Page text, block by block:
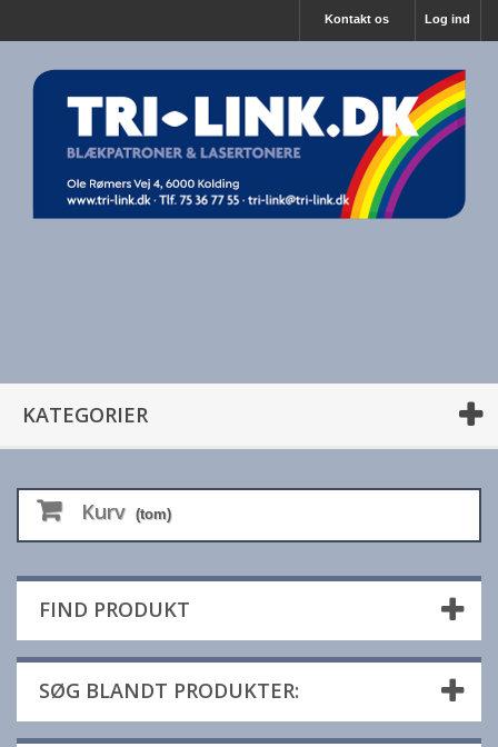
Log ind
Kontakt os
KATEGORIER
Kurv (tom)
FIND PRODUKT
SØG BLANDT PRODUKTER: